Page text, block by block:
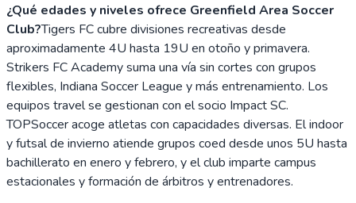
¿Qué edades y niveles ofrece Greenfield Area Soccer
Club?Tigers FC cubre divisiones recreativas desde
aproximadamente 4U hasta 19U en otoño y primavera.
Strikers FC Academy suma una vía sin cortes con grupos
flexibles, Indiana Soccer League y más entrenamiento. Los
equipos travel se gestionan con el socio Impact SC.
TOPSoccer acoge atletas con capacidades diversas. El indoor
y futsal de invierno atiende grupos coed desde unos 5U hasta
bachillerato en enero y febrero, y el club imparte campus
estacionales y formación de árbitros y entrenadores.